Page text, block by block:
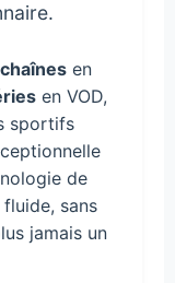
en
en VOD,
sportifs
de
sans
jamais un